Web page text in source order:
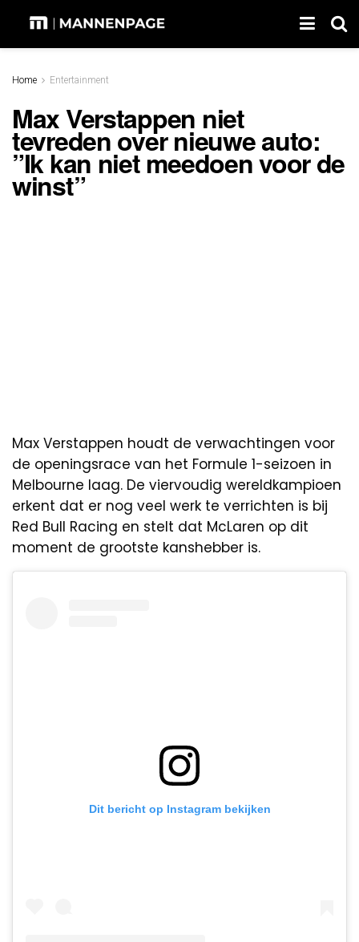
Home Entertainment
Max Verstappen niet
tevreden over nieuwe auto:
”Ik kan niet meedoen voor de
winst”
Max Verstappen houdt de verwachtingen voor
de openingsrace van het Formule 1-seizoen in
Melbourne laag. De viervoudig wereldkampioen
erkent dat er nog veel werk te verrichten is bij
Red Bull Racing en stelt dat McLaren op dit
moment de grootste kanshebber is.
Dit bericht op Instagram bekijken